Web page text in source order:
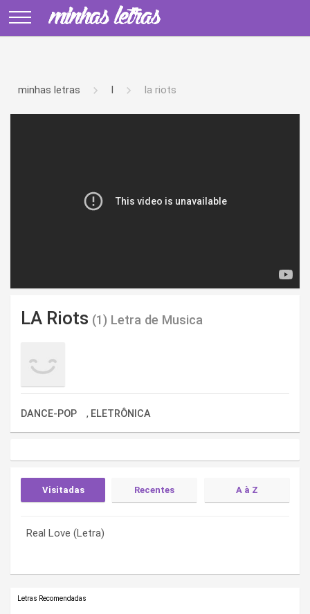
minhas letras l la riots
LA Riots (1) Letra de Musica
DANCE-POP , ELETRÔNICA
Visitadas Recentes A à Z
Real Love (Letra)
Real Love (Letra)
Real Love (Letra)
Letras Recomendadas